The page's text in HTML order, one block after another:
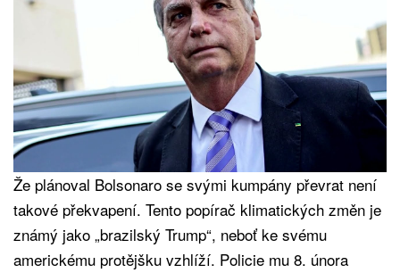
Že plánoval Bolsonaro se svými kumpány převrat není
takové překvapení. Tento popírač klimatických změn je
známý jako „brazilský Trump“, neboť ke svému
americkému protějšku vzhlíží. Policie mu 8. února